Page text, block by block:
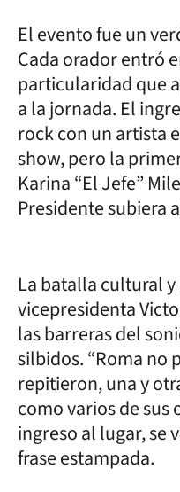
El evento fue un
Cada orador entró
particularidad que
a la jornada. El
rock con un artista
show, pero la
Karina “El Jefe”
Presidente subiera
La batalla cultural
vicepresidenta
las barreras del
silbidos. “Roma no
repitieron, una y
como varios de sus
ingreso al lugar, se
frase estampada.